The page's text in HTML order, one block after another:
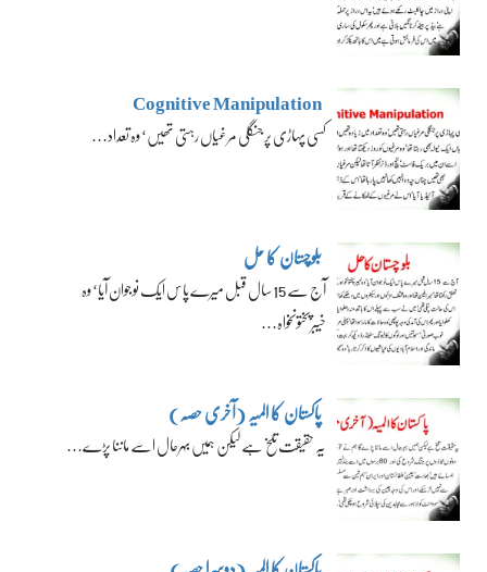
Cognitive Manipulation
کسی پہاڑی پر جنگلی مرغیاں رہتی تھیں‘ وہ تعداد…
بلوچستان کا حل
آج سے 15 سال قبل میرے پاس ایک نوجوان آیا‘ وہ
خیبرپختونخواہ…
پاکستان کا المیہ (آخری حصہ)
یہ حقیقت تلخ ہے لیکن ہمیں بہرحال اسے ماننا پڑے…